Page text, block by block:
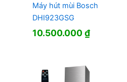
Máy hút mùi Bosch
DHI923GSG
10.500.000₫